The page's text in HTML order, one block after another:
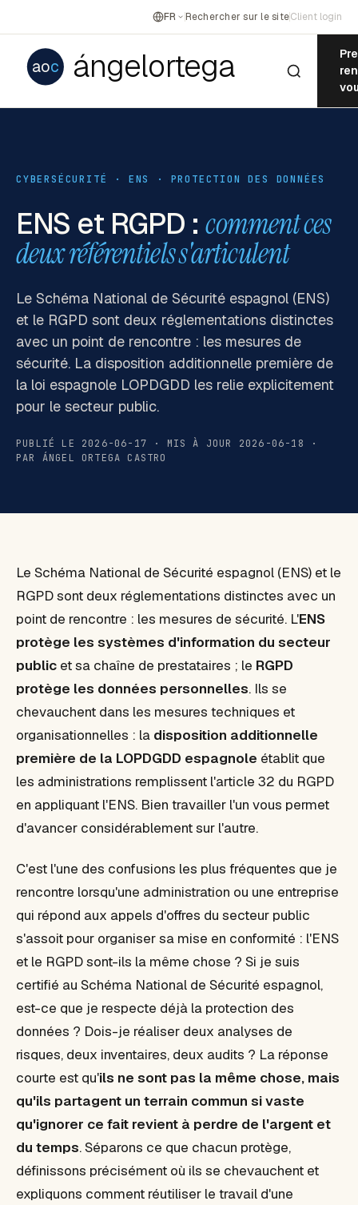
FR Rechercher sur le siteClient login
aoc ángelortega
CYBERSÉCURITÉ · ENS · PROTECTION DES DONNÉES
ENS et RGPD :comment ces
deux référentiels s'articulent
Le Schéma National de Sécurité espagnol (ENS)
et le RGPD sont deux réglementations distinctes
avec un point de rencontre : les mesures de
sécurité. La disposition additionnelle première de
la loi espagnole LOPDGDD les relie explicitement
pour le secteur public.
PUBLIÉ LE 2026-06-17 · MIS À JOUR 2026-06-18 ·
PAR ÁNGEL ORTEGA CASTRO
Le Schéma National de Sécurité espagnol (ENS) et le
RGPD sont deux réglementations distinctes avec un
point de rencontre : les mesures de sécurité. L'ENS
protège les systèmes d'information du secteur
public et sa chaîne de prestataires ; le RGPD
protège les données personnelles. Ils se
chevauchent dans les mesures techniques et
organisationnelles : la disposition additionnelle
première de la LOPDGDD espagnole établit que
les administrations remplissent l'article 32 du RGPD
en appliquant l'ENS. Bien travailler l'un vous permet
d'avancer considérablement sur l'autre.
C'est l'une des confusions les plus fréquentes que je
rencontre lorsqu'une administration ou une entreprise
qui répond aux appels d'offres du secteur public
s'assoit pour organiser sa mise en conformité : l'ENS
et le RGPD sont-ils la même chose ? Si je suis
certifié au Schéma National de Sécurité espagnol,
est-ce que je respecte déjà la protection des
données ? Dois-je réaliser deux analyses de
risques, deux inventaires, deux audits ? La réponse
courte est qu'ils ne sont pas la même chose, mais
qu'ils partagent un terrain commun si vaste
qu'ignorer ce fait revient à perdre de l'argent et
du temps. Séparons ce que chacun protège,
définissons précisément où ils se chevauchent et
expliquons comment réutiliser le travail d'une